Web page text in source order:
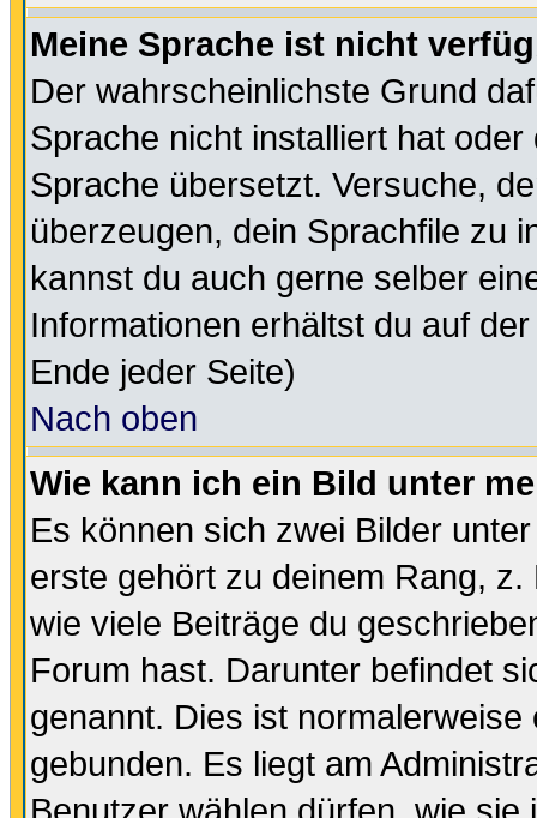
Meine Sprache ist nicht
Der wahrscheinlichste Grund
Sprache nicht installiert hat
Sprache übersetzt. Versuche,
überzeugen, dein Sprachfile zu
kannst du auch gerne selber
Informationen erhältst du auf
Ende jeder Seite)
Nach oben
Wie kann ich ein Bild unter
Es können sich zwei Bilder
erste gehört zu deinem Rang,
wie viele Beiträge du
Forum hast. Darunter befindet
genannt. Dies ist
gebunden. Es liegt am